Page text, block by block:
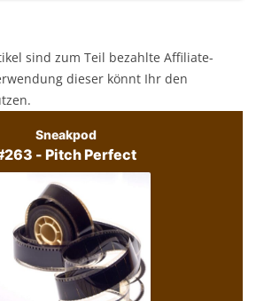
sind zum Teil bezahlte Affiliate-
dieser könnt Ihr den